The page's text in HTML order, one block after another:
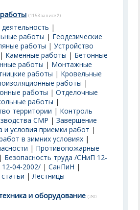
(1153 записей)
|
работы | Геодезические
работы |Устройство
| Каменные работы | Бетонные
работы | Монтажные
работы | Кровельные
работы |
работы |Отделочные
работы |
территории | Контроль
СМР |Завершение
и условия приемки работ |
в зимних условиях |
| Противопожарные
| Безопасность труда /СНиП 12-
04-2002/ |СанПиН |
|Лестницы
и оборудование (280